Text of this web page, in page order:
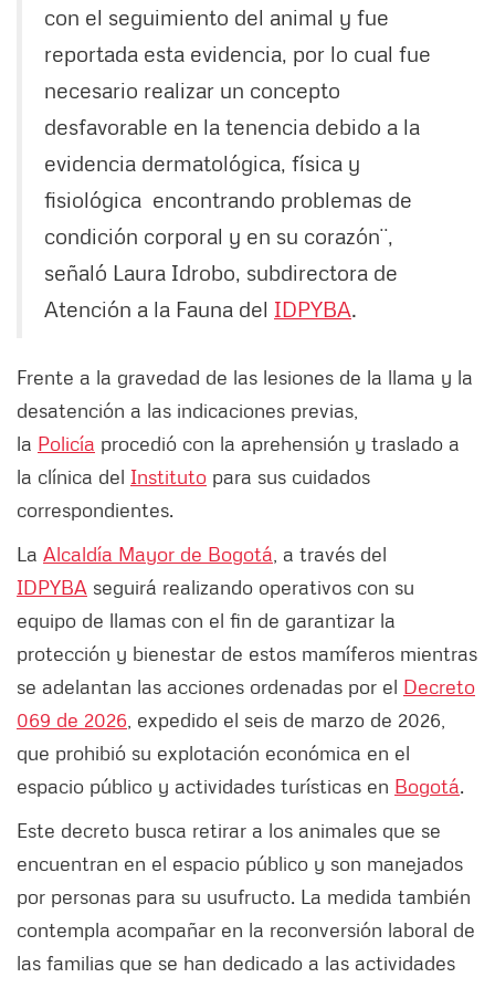
con el seguimiento del animal y fue
reportada esta evidencia, por lo cual fue
necesario realizar un concepto
desfavorable en la tenencia debido a la
evidencia dermatológica, física y
fisiológica encontrando problemas de
condición corporal y en su corazón¨,
señaló Laura Idrobo, subdirectora de
Atención a la Fauna del IDPYBA.
Frente a la gravedad de las lesiones de la llama y la
desatención a las indicaciones previas,
la Policía procedió con la aprehensión y traslado a
la clínica del Instituto para sus cuidados
correspondientes.
La Alcaldía Mayor de Bogotá , a través del
IDPYBA seguirá realizando operativos con su
equipo de llamas con el fin de garantizar la
protección y bienestar de estos mamíferos mientras
se adelantan las acciones ordenadas por el Decreto
069 de 2026 , expedido el seis de marzo de 2026,
que prohibió su explotación económica en el
espacio público y actividades turísticas en Bogotá.
Este decreto busca retirar a los animales que se
encuentran en el espacio público y son manejados
por personas para su usufructo. La medida también
contempla acompañar en la reconversión laboral de
las familias que se han dedicado a las actividades